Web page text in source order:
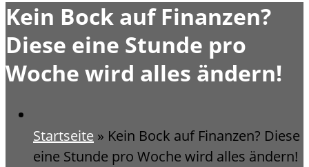
Kein Bock auf Finanzen?
Diese eine Stunde pro
Woche wird alles ändern!
Startseite » Kein Bock auf Finanzen? Diese
eine Stunde pro Woche wird alles ändern!